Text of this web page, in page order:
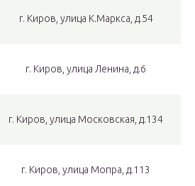
г. Киров, улица К.Маркса, д.54
г. Киров, улица Ленина, д.6
г. Киров, улица Московская, д.134
г. Киров, улица Мопра, д.113